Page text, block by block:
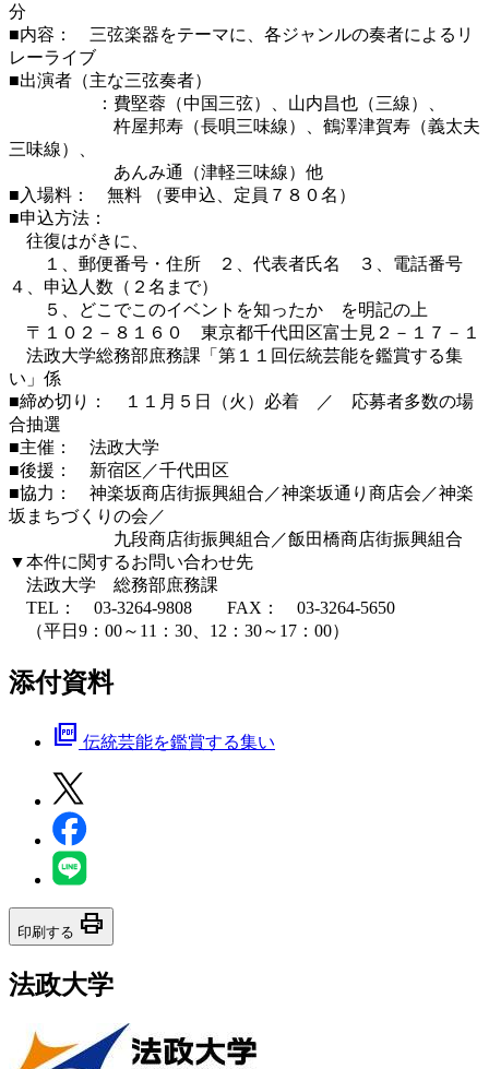
分
■内容： 三弦楽器をテーマに、各ジャンルの奏者によるリ
レーライブ
■出演者（主な三弦奏者）
：費堅蓉（中国三弦）、山内昌也（三線）、
杵屋邦寿（長唄三味線）、鶴澤津賀寿（義太夫
三味線）、
あんみ通（津軽三味線）他
■入場料： 無料 （要申込、定員７８０名）
■申込方法：
往復はがきに、
１、郵便番号・住所 ２、代表者氏名 ３、電話番号
４、申込人数（２名まで）
５、どこでこのイベントを知ったか を明記の上
〒１０２－８１６０ 東京都千代田区富士見２－１７－１
法政大学総務部庶務課「第１１回伝統芸能を鑑賞する集
い」係
■締め切り： １１月５日（火）必着 ／ 応募者多数の場
合抽選
■主催： 法政大学
■後援： 新宿区／千代田区
■協力： 神楽坂商店街振興組合／神楽坂通り商店会／神楽
坂まちづくりの会／
九段商店街振興組合／飯田橋商店街振興組合
▼本件に関するお問い合わせ先
法政大学 総務部庶務課
TEL： 03-3264-9808 FAX： 03-3264-5650
（平日9：00～11：30、12：30～17：00）
添付資料
picture_as_pdf 伝統芸能を鑑賞する集い
印刷する print
法政大学